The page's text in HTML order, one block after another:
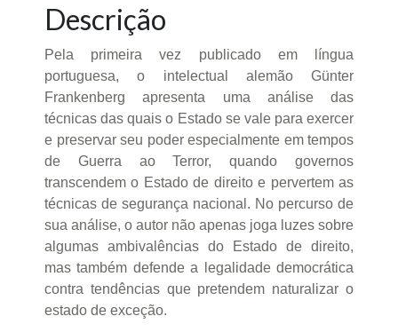
Descrição
Pela primeira vez publicado em língua
portuguesa, o intelectual alemão Günter
Frankenberg apresenta uma análise das
técnicas das quais o Estado se vale para exercer
e preservar seu poder especialmente em tempos
de Guerra ao Terror, quando governos
transcendem o Estado de direito e pervertem as
técnicas de segurança nacional. No percurso de
sua análise, o autor não apenas joga luzes sobre
algumas ambivalências do Estado de direito,
mas também defende a legalidade democrática
contra tendências que pretendem naturalizar o
estado de exceção.